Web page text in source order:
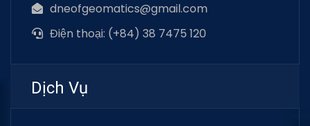
dneofgeomatics@gmail.com
Điện thoại: (+84) 38 7475 120
Dịch Vụ